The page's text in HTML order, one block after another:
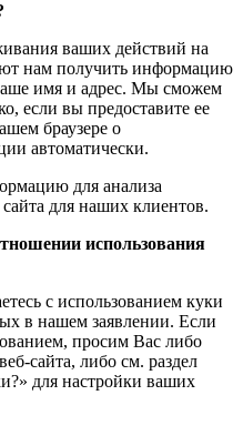
ваших действий на
нам получить информацию
имя и адрес. Мы сможем
если вы предоставите ее
браузере о
автоматически.
для анализа
для наших клиентов.
использования
с использованием куки
в нашем заявлении. Если
просим Вас либо
сайта, либо см. раздел
для настройки ваших